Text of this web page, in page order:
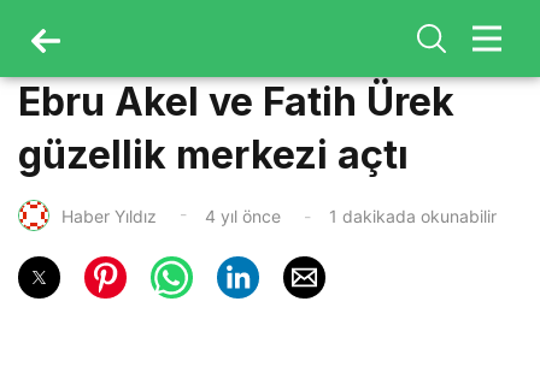
Ebru Akel ve Fatih Ürek
güzellik merkezi açtı
Haber Yıldız 4 yıl önce 1 dakikada okunabilir